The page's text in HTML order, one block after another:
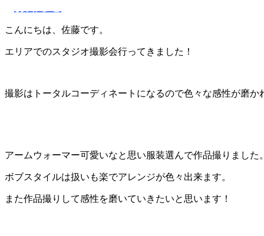
こんにちは、佐藤です。
エリアでのスタジオ撮影会行ってきました！
撮影はトータルコーディネートになるので色々な感性が磨か
アームウォーマー可愛いなと思い服装選んで作品撮りました
ボブスタイルは扱いも楽でアレンジが色々出来ます。
また作品撮りして感性を磨いていきたいと思います！